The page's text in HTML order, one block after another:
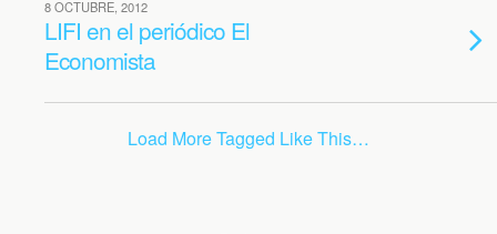
8 OCTUBRE, 2012
LIFI en el periódico El
Economista
Load More Tagged Like This…